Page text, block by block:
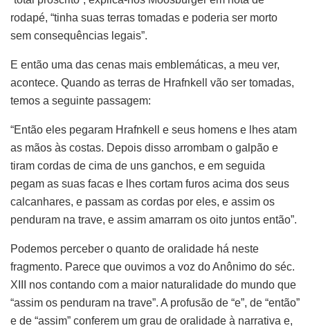
rodapé, “tinha suas terras tomadas e poderia ser morto
sem consequências legais”.
E então uma das cenas mais emblemáticas, a meu ver,
acontece. Quando as terras de Hrafnkell vão ser tomadas,
temos a seguinte passagem:
“Então eles pegaram Hrafnkell e seus homens e lhes atam
as mãos às costas. Depois disso arrombam o galpão e
tiram cordas de cima de uns ganchos, e em seguida
pegam as suas facas e lhes cortam furos acima dos seus
calcanhares, e passam as cordas por eles, e assim os
penduram na trave, e assim amarram os oito juntos então”.
Podemos perceber o quanto de oralidade há neste
fragmento. Parece que ouvimos a voz do Anônimo do séc.
XIII nos contando com a maior naturalidade do mundo que
“assim os penduram na trave”. A profusão de “e”, de “então”
e de “assim” conferem um grau de oralidade à narrativa e,